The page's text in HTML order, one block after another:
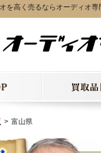
を高く売るならオーディオ専
富山県